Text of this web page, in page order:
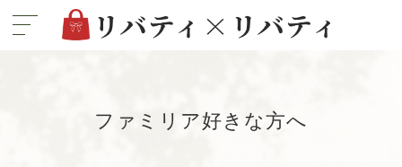
ファミリア好きな方へ